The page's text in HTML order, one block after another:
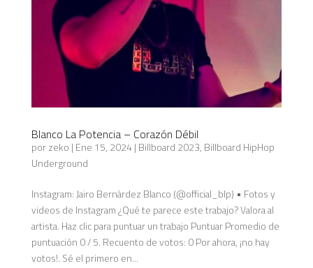
Blanco La Potencia – Corazón Débil
porzeko|Ene 15, 2024|Billboard 2023,Billboard HipHop
Underground
Instagram: Jairo Bernárdez Blanco (@official_blp) • Fotos y
videos de Instagram ¿Qué te parece este trabajo? Valora al
artista. Haz clic para puntuar un trabajo Puntuar Promedio de
puntuación 0 / 5. Recuento de votos: 0 Por ahora, ¡no hay
votos!. Sé el primero en...